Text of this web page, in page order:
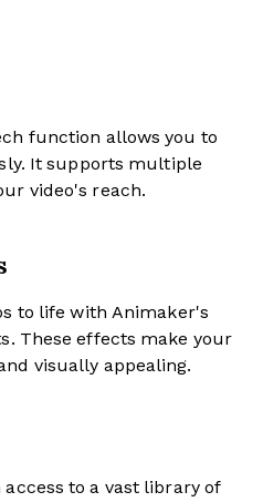
function allows you to
It supports multiple
video's reach.
to life with Animaker's
These effects make your
visually appealing.
to a vast library of